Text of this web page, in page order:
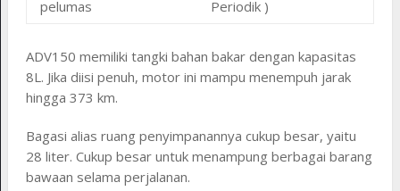
pelumas
Periodik )
ADV150 memiliki tangki bahan bakar dengan kapasitas
8L. Jika diisi penuh, motor ini mampu menempuh jarak
hingga 373 km.
Bagasi alias ruang penyimpanannya cukup besar, yaitu
28 liter. Cukup besar untuk menampung berbagai barang
bawaan selama perjalanan.